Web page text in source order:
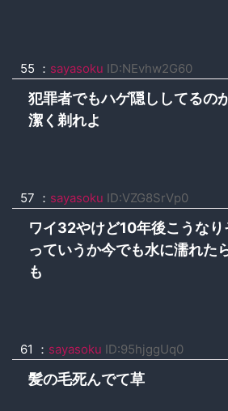
55 ： sayasoku ID:NEvhw2G60
犯罪者でもハゲ隠ししてるの
潔く剃れよ
57 ： sayasoku ID:VZG8SrVp0
ワイ32やけど10年後こうなり
っていうか今でも水に濡れた
も
61 ： sayasoku ID:95hjggUq0
髪の毛死んでて草